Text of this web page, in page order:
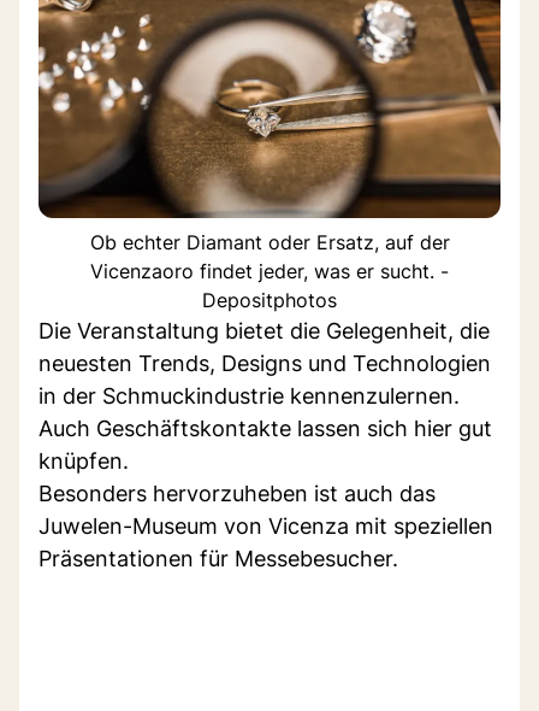
Ob echter Diamant oder Ersatz, auf der
Vicenzaoro findet jeder, was er sucht. -
Depositphotos
Die Veranstaltung bietet die Gelegenheit, die
neuesten Trends, Designs und Technologien
in der Schmuckindustrie kennenzulernen.
Auch Geschäftskontakte lassen sich hier gut
knüpfen.
Besonders hervorzuheben ist auch das
Juwelen-Museum von Vicenza mit speziellen
Präsentationen für Messebesucher.